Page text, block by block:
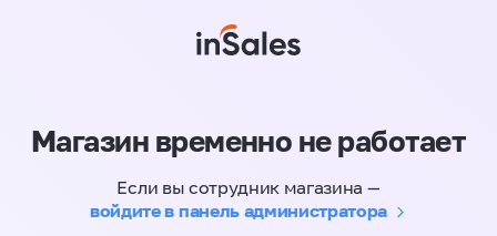
Магазин временно не работает
Если вы сотрудник магазина —
войдите в панель администратора